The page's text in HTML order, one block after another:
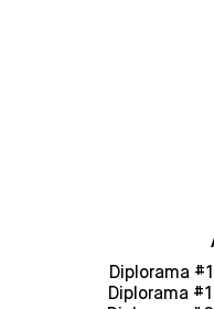
Diplorama
Diplorama